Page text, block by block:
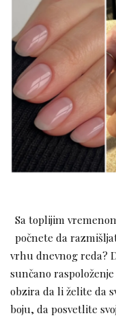
Sa toplijim
počnete da
vrhu dnevnog reda?
sunčano
obzira da li želite da
boju, da posvetlite